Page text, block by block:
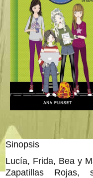
Sinopsis
Lucía, Frida, Bea y
Zapatillas